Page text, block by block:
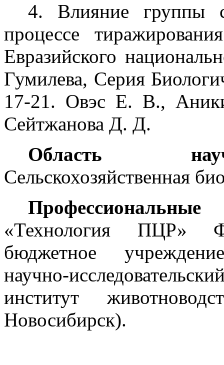
4. Влияние группы
процессе
Евразийского
Гумилева, Серия
17-21. Овэс Е. В.,
Сейтжанова Д. Д.
Область
Сельскохозяйственная
«Технология ПЦР»
бюджетное
научно-
институт
Новосибирск).